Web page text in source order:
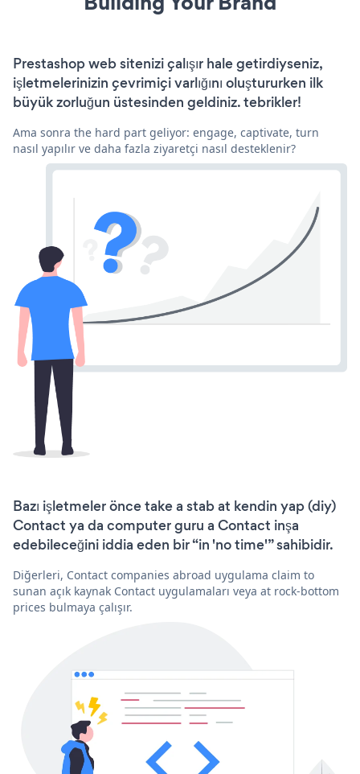
Prestashop web sitenizi çalışır hale getirdiyseniz,
işletmelerinizin çevrimiçi varlığını oluştururken ilk
büyük zorluğun üstesinden geldiniz. tebrikler!
Ama sonra the hard part geliyor: engage, captivate, turn
nasıl yapılır ve daha fazla ziyaretçi nasıl desteklenir?
Bazı işletmeler önce take a stab at kendin yap (diy)
Contact ya da computer guru a Contact inşa
edebileceğini iddia eden bir “in 'no time'” sahibidir.
Diğerleri, Contact companies abroad uygulama claim to
sunan açık kaynak Contact uygulamaları veya at rock-bottom
prices bulmaya çalışır.